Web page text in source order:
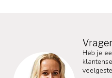
Heb je